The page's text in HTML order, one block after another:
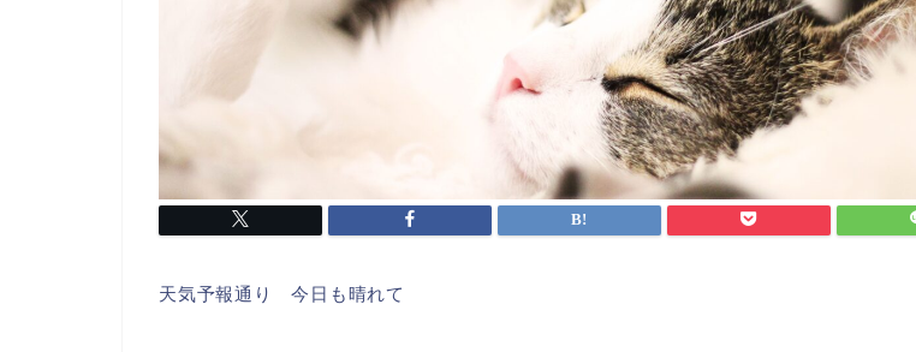
天気予報通り 今日も晴れて